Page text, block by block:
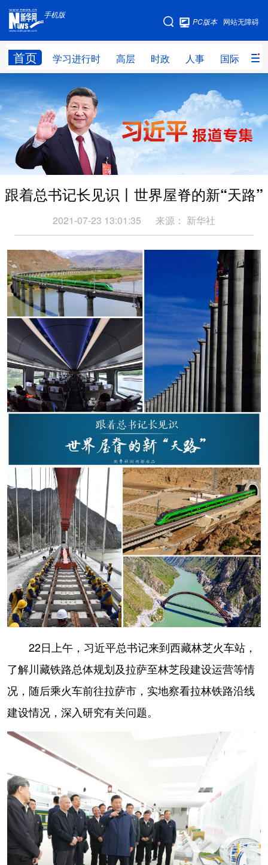
手机版
网站无障碍
PC版本
首页 学习进行时 高层 时政 人事 国际 财
手机版
网站地图
学习进行时 高层 人事
国际 财经 网评 港澳
台湾 思客智库 全球连线 教育
科技 科创 量子
文化 书画 健康 军事
视频 图片
食品 人居 数字经济
学术中国 乡村振兴 溯源中国
城市 旅游 会展
彩票 娱乐 时尚 悦读
公益 一带一路 亚太网 上市公司
文化产业
北京 天津 河北 山西
辽宁 吉林 上海 江苏
浙江 安徽 福建 江西
山东 河南 湖北 湖南
广东 广西 海南 重庆
四川 贵州 云南 西藏
陕西 甘肃 青海 宁夏
新疆 内蒙古 黑龙江
多语种频道
English Español Français
한국어
跟着总书记长见识丨世界屋脊的新“天路”
2021-07-23 13:01:35 来源： 新华社
22日上午，习近平总书记来到西藏林芝火车站，
了解川藏铁路总体规划及拉萨至林芝段建设运营等情
况，随后乘火车前往拉萨市，实地察看拉林铁路沿线
建设情况，深入研究有关问题。